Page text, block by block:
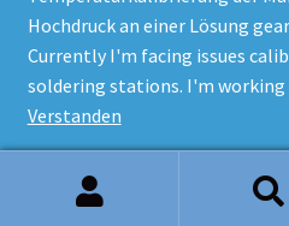
Hochdruck an einer Lösung
Currently I'm facing issues
soldering stations. I'm working
Verstanden